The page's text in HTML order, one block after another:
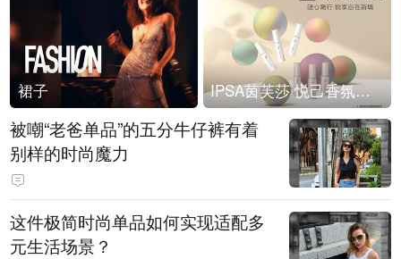
裙子 IPSA茵芙莎 悦己香氛凝露上市
被嘲“老爸单品”的五分牛仔裤有着
别样的时尚魔力
这件极简时尚单品如何实现适配多
元生活场景？